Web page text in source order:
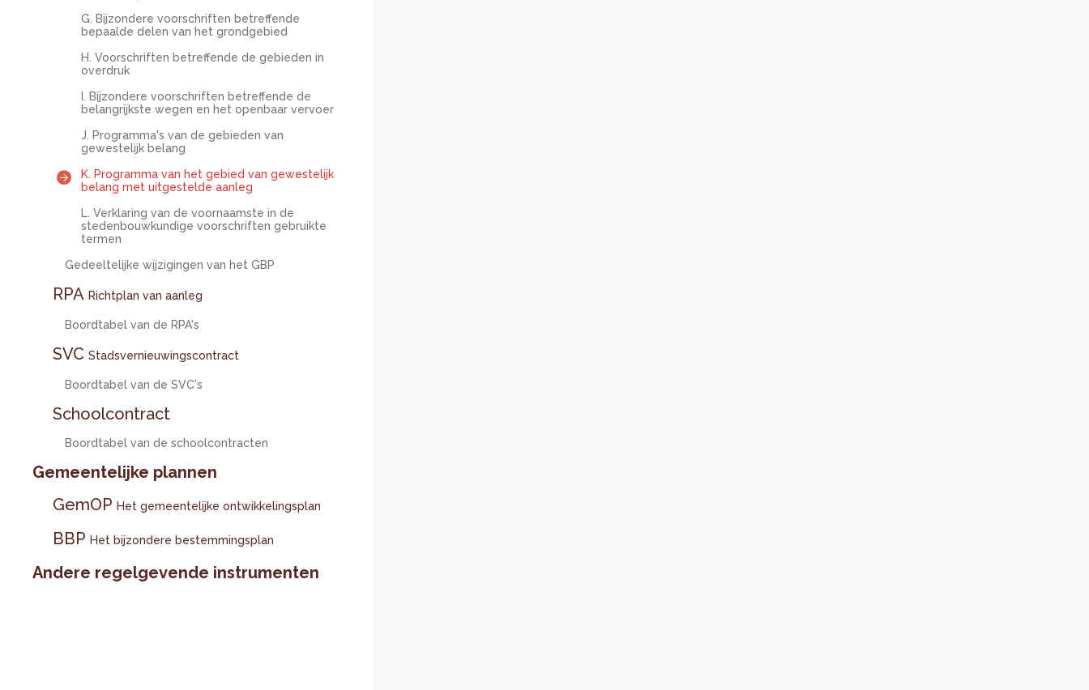
G. Bijzondere voorschriften betreffende
bepaalde delen van het grondgebied
H. Voorschriften betreffende de gebieden in
overdruk
I. Bijzondere voorschriften betreffende de
belangrijkste wegen en het openbaar vervoer
J. Programma's van de gebieden van
gewestelijk belang
K. Programma van het gebied van gewestelijk
belang met uitgestelde aanleg
L. Verklaring van de voornaamste in de
stedenbouwkundige voorschriften gebruikte
termen
Gedeeltelijke wijzigingen van het GBP
RPA Richtplan van aanleg
Boordtabel van de RPA's
SVC Stadsvernieuwingscontract
Boordtabel van de SVC's
Schoolcontract
Boordtabel van de schoolcontracten
Gemeentelijke plannen
GemOP Het gemeentelijke ontwikkelingsplan
BBP Het bijzondere bestemmingsplan
Andere regelgevende instrumenten